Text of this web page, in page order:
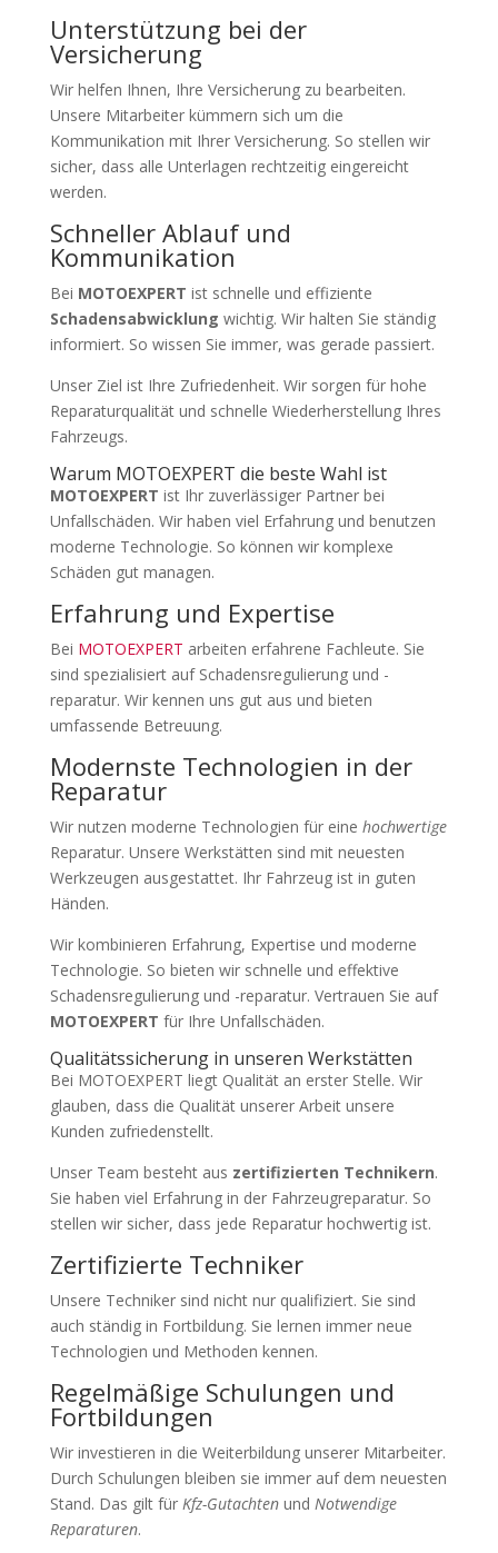
Unterstützung bei der
Versicherung
Wir helfen Ihnen, Ihre Versicherung zu bearbeiten.
Unsere Mitarbeiter kümmern sich um die
Kommunikation mit Ihrer Versicherung. So stellen wir
sicher, dass alle Unterlagen rechtzeitig eingereicht
werden.
Schneller Ablauf und
Kommunikation
Bei MOTOEXPERT ist schnelle und effiziente
Schadensabwicklung wichtig. Wir halten Sie ständig
informiert. So wissen Sie immer, was gerade passiert.
Unser Ziel ist Ihre Zufriedenheit. Wir sorgen für hohe
Reparaturqualität und schnelle Wiederherstellung Ihres
Fahrzeugs.
Warum MOTOEXPERT die beste Wahl ist
MOTOEXPERT ist Ihr zuverlässiger Partner bei
Unfallschäden. Wir haben viel Erfahrung und benutzen
moderne Technologie. So können wir komplexe
Schäden gut managen.
Erfahrung und Expertise
Bei MOTOEXPERT arbeiten erfahrene Fachleute. Sie
sind spezialisiert auf Schadensregulierung und -
reparatur. Wir kennen uns gut aus und bieten
umfassende Betreuung.
Modernste Technologien in der
Reparatur
Wir nutzen moderne Technologien für eine hochwertige
Reparatur. Unsere Werkstätten sind mit neuesten
Werkzeugen ausgestattet. Ihr Fahrzeug ist in guten
Händen.
Wir kombinieren Erfahrung, Expertise und moderne
Technologie. So bieten wir schnelle und effektive
Schadensregulierung und -reparatur. Vertrauen Sie auf
MOTOEXPERT für Ihre Unfallschäden.
Qualitätssicherung in unseren Werkstätten
Bei MOTOEXPERT liegt Qualität an erster Stelle. Wir
glauben, dass die Qualität unserer Arbeit unsere
Kunden zufriedenstellt.
Unser Team besteht aus zertifizierten Technikern.
Sie haben viel Erfahrung in der Fahrzeugreparatur. So
stellen wir sicher, dass jede Reparatur hochwertig ist.
Zertifizierte Techniker
Unsere Techniker sind nicht nur qualifiziert. Sie sind
auch ständig in Fortbildung. Sie lernen immer neue
Technologien und Methoden kennen.
Regelmäßige Schulungen und
Fortbildungen
Wir investieren in die Weiterbildung unserer Mitarbeiter.
Durch Schulungen bleiben sie immer auf dem neuesten
Stand. Das gilt für Kfz-Gutachtenund Notwendige
Reparaturen.